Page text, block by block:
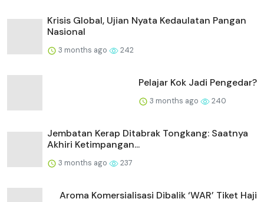
Krisis Global, Ujian Nyata Kedaulatan Pangan
Nasional
3 months ago 242
Pelajar Kok Jadi Pengedar?
3 months ago 240
Jembatan Kerap Ditabrak Tongkang: Saatnya
Akhiri Ketimpangan...
3 months ago 237
Aroma Komersialisasi Dibalik ‘WAR’ Tiket Haji